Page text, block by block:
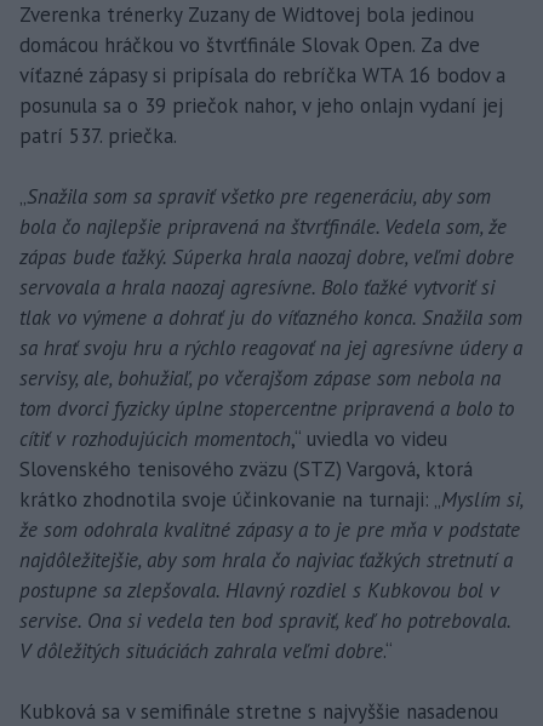
Zverenka trénerky Zuzany de Widtovej bola jedinou
domácou hráčkou vo štvrťfinále Slovak Open. Za dve
víťazné zápasy si pripísala do rebríčka WTA 16 bodov a
posunula sa o 39 priečok nahor, v jeho onlajn vydaní jej
patrí 537. priečka.
„Snažila som sa spraviť všetko pre regeneráciu, aby som
bola čo najlepšie pripravená na štvrťfinále. Vedela som, že
zápas bude ťažký. Súperka hrala naozaj dobre, veľmi dobre
servovala a hrala naozaj agresívne. Bolo ťažké vytvoriť si
tlak vo výmene a dohrať ju do víťazného konca. Snažila som
sa hrať svoju hru a rýchlo reagovať na jej agresívne údery a
servisy, ale, bohužiaľ, po včerajšom zápase som nebola na
tom dvorci fyzicky úplne stopercentne pripravená a bolo to
cítiť v rozhodujúcich momentoch,“ uviedla vo videu
Slovenského tenisového zväzu (STZ) Vargová, ktorá
krátko zhodnotila svoje účinkovanie na turnaji: „Myslím si,
že som odohrala kvalitné zápasy a to je pre mňa v podstate
najdôležitejšie, aby som hrala čo najviac ťažkých stretnutí a
postupne sa zlepšovala. Hlavný rozdiel s Kubkovou bol v
servise. Ona si vedela ten bod spraviť, keď ho potrebovala.
V dôležitých situáciách zahrala veľmi dobre.“
Kubková sa v semifinále stretne s najvyššie nasadenou